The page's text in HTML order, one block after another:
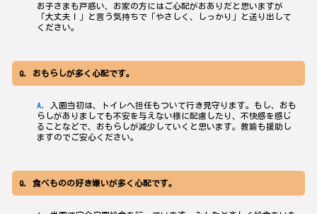
お子さまも戸惑い、お家の方にはご心配がおありだと思いますが
「大丈夫！」と言う気持ちで「やさしく、しっかり」と送り出して
ください。
おもらしが多く心配です。
入園当初は、トイレへ担任もついて行き見守ります。もし、おも
らしがありましても不安を与えない様に配慮したり、不快感を感じ
ることなどで、おもらしが減少していくと思います。教諭も援助し
ますのでご安心ください。
食べものの好き嫌いが多く心配です。